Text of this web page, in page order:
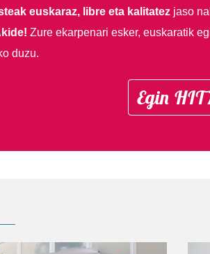
euskaraz, libre eta kalitatezjaso
Zure ekarpenari esker, euskaratik
duzu.
Egin